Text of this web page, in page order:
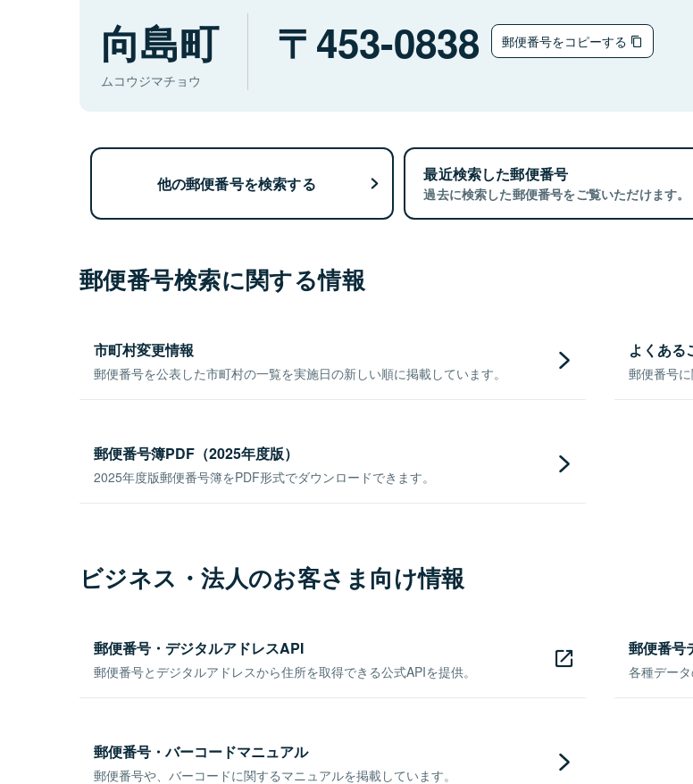
向島町
ムコウジマチョウ
453-0838 郵便番号をコピーする
他の郵便番号を検索する 最近検索した郵便番号
過去に検索した郵便番号をご覧いただけます。
郵便番号検索に関する情報
市町村変更情報
郵便番号を公表した市町村の一覧を実施日の新しい順に掲載しています。
よくある
郵便番号
郵便番号簿PDF（2025年度版）
2025年度版郵便番号簿をPDF形式でダウンロードできます。
ビジネス・法人のお客さま向け情報
郵便番号・デジタルアドレスAPI
郵便番号とデジタルアドレスから住所を取得できる公式APIを提供。
郵便番号
各種デー
郵便番号・バーコードマニュアル
郵便番号や、バーコードに関するマニュアルを掲載しています。